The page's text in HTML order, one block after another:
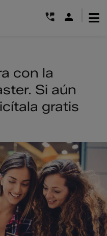
con la
Si aún
gratis